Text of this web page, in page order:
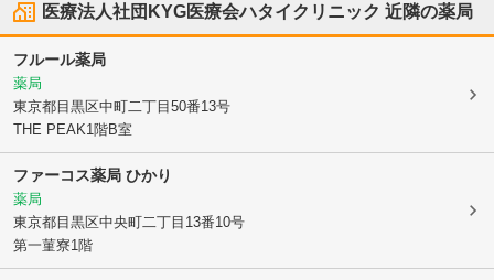
医療法人社団KYG医療会ハタイクリニック 近隣の薬局
フルール薬局
薬局
東京都目黒区中町二丁目50番13号
THE PEAK1階B室
ファーコス薬局 ひかり
薬局
東京都目黒区中央町二丁目13番10号
第一菫寮1階